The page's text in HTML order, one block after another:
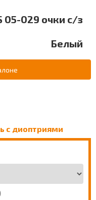
05-029 очки с/з
Белый
с диоптриями